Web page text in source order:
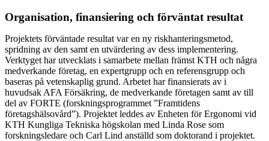
Organisation, finansiering och förväntat resultat
Projektets förväntade resultat var en ny riskhanteringsmetod,
spridning av den samt en utvärdering av dess implementering.
Verktyget har utvecklats i samarbete mellan främst KTH och några
medverkande företag, en expertgrupp och en referensgrupp och
baseras på vetenskaplig grund. Arbetet har finansierats av i
huvudsak AFA Försäkring, de medverkande företagen samt av till
del av FORTE (forskningsprogrammet ”Framtidens
företagshälsovård”). Projektet leddes av Enheten för Ergonomi vid
KTH Kungliga Tekniska högskolan med Linda Rose som
forskningsledare och Carl Lind anställd som doktorand i projektet.